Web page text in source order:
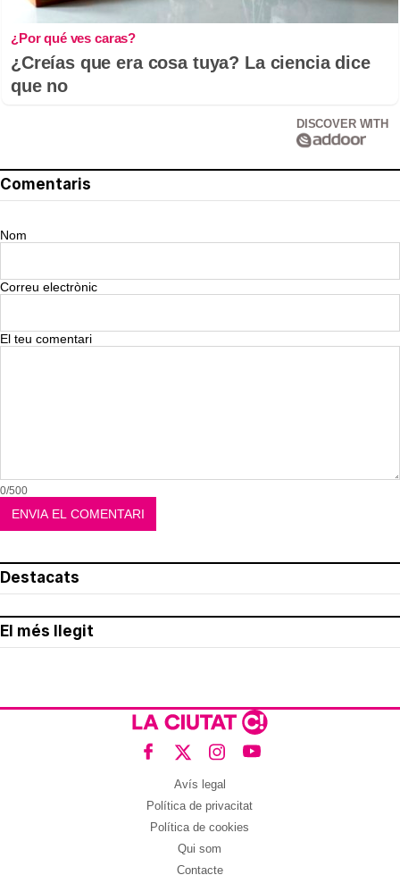
¿Por qué ves caras?
¿Creías que era cosa tuya? La ciencia dice
que no
DISCOVER WITH
Comentaris
Nom
Correu electrònic
El teu comentari
0/500
Destacats
El més llegit
Avís legal
Política de privacitat
Política de cookies
Qui som
Contacte